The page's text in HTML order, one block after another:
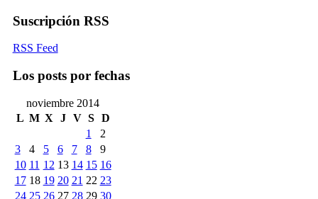
Suscripción RSS
RSS Feed
Los posts por fechas
noviembre 2014
L M X J V S D
1
2
3
4 5 6 7 8
9
10 11 12 13 14 15 16
17 18 19 20 21 22 23
24 25 26 27 28 29 30